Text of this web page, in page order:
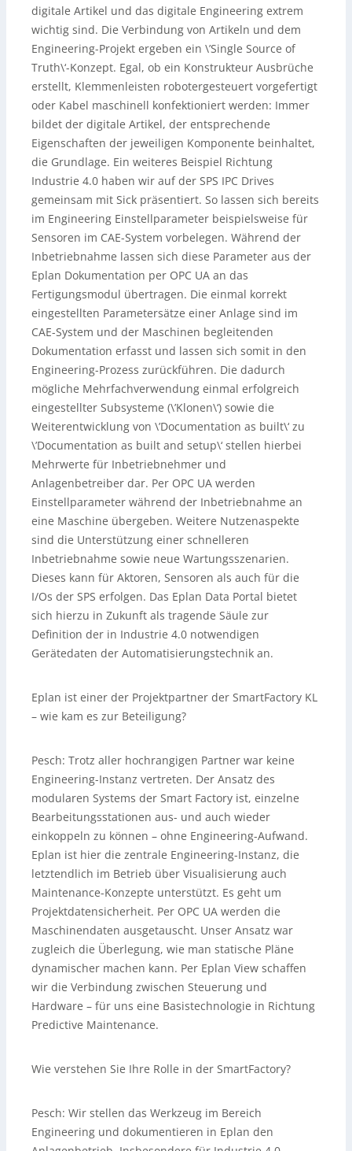
digitale Artikel und das digitale Engineering extrem
wichtig sind. Die Verbindung von Artikeln und dem
Engineering-Projekt ergeben ein \’Single Source of
Truth\‘-Konzept. Egal, ob ein Konstrukteur Ausbrüche
erstellt, Klemmenleisten robotergesteuert vorgefertigt
oder Kabel maschinell konfektioniert werden: Immer
bildet der digitale Artikel, der entsprechende
Eigenschaften der jeweiligen Komponente beinhaltet,
die Grundlage. Ein weiteres Beispiel Richtung
Industrie 4.0 haben wir auf der SPS IPC Drives
gemeinsam mit Sick präsentiert. So lassen sich bereits
im Engineering Einstellparameter beispielsweise für
Sensoren im CAE-System vorbelegen. Während der
Inbetriebnahme lassen sich diese Parameter aus der
Eplan Dokumentation per OPC UA an das
Fertigungsmodul übertragen. Die einmal korrekt
eingestellten Parametersätze einer Anlage sind im
CAE-System und der Maschinen begleitenden
Dokumentation erfasst und lassen sich somit in den
Engineering-Prozess zurückführen. Die dadurch
mögliche Mehrfachverwendung einmal erfolgreich
eingestellter Subsysteme (\’Klonen\‘) sowie die
Weiterentwicklung von \’Documentation as built\‘ zu
\’Documentation as built and setup\‘ stellen hierbei
Mehrwerte für Inbetriebnehmer und
Anlagenbetreiber dar. Per OPC UA werden
Einstellparameter während der Inbetriebnahme an
eine Maschine übergeben. Weitere Nutzenaspekte
sind die Unterstützung einer schnelleren
Inbetriebnahme sowie neue Wartungsszenarien.
Dieses kann für Aktoren, Sensoren als auch für die
I/Os der SPS erfolgen. Das Eplan Data Portal bietet
sich hierzu in Zukunft als tragende Säule zur
Definition der in Industrie 4.0 notwendigen
Gerätedaten der Automatisierungstechnik an.
Eplan ist einer der Projektpartner der SmartFactory KL
– wie kam es zur Beteiligung?
Pesch: Trotz aller hochrangigen Partner war keine
Engineering-Instanz vertreten. Der Ansatz des
modularen Systems der Smart Factory ist, einzelne
Bearbeitungsstationen aus- und auch wieder
einkoppeln zu können – ohne Engineering-Aufwand.
Eplan ist hier die zentrale Engineering-Instanz, die
letztendlich im Betrieb über Visualisierung auch
Maintenance-Konzepte unterstützt. Es geht um
Projektdatensicherheit. Per OPC UA werden die
Maschinendaten ausgetauscht. Unser Ansatz war
zugleich die Überlegung, wie man statische Pläne
dynamischer machen kann. Per Eplan View schaffen
wir die Verbindung zwischen Steuerung und
Hardware – für uns eine Basistechnologie in Richtung
Predictive Maintenance.
Wie verstehen Sie Ihre Rolle in der SmartFactory?
Pesch: Wir stellen das Werkzeug im Bereich
Engineering und dokumentieren in Eplan den